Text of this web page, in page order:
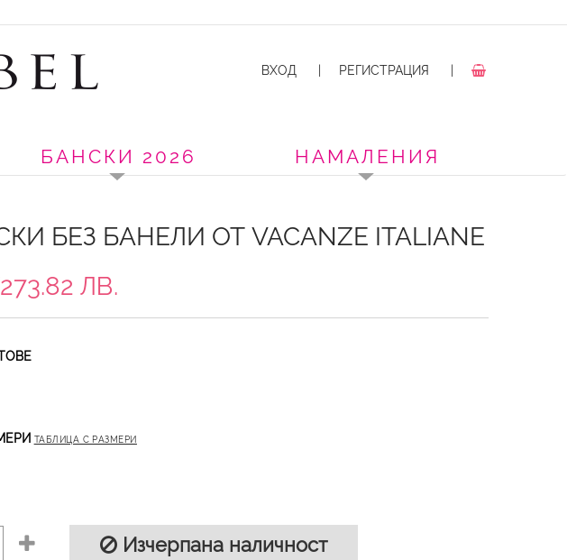
ВХОД РЕГИСТРАЦИЯ
БАНСКИ 2026 НАМАЛЕНИЯ
БЕЗ БАНЕЛИ ОТ VACANZE ITALIANE
ЛВ.
ТАБЛИЦА С РАЗМЕРИ
Изчерпана наличност